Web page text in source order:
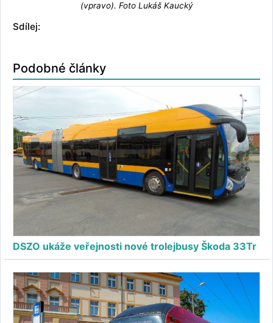
(vpravo). Foto Lukáš Kaucký
Sdílej:
Podobné články
DSZO ukáže veřejnosti nové trolejbusy Škoda 33Tr